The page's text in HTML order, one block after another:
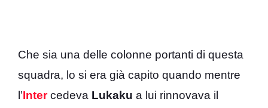
Che sia una delle colonne portanti di questa
squadra, lo si era già capito quando mentre
l’Intercedeva Lukaku a lui rinnovava il